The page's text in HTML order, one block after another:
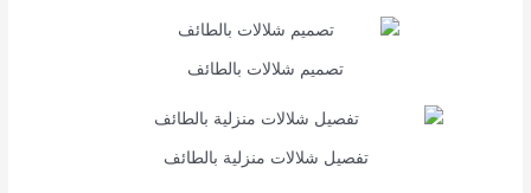
تصميم شلالات بالطائف
تفصيل شلالات منزلية بالطائف